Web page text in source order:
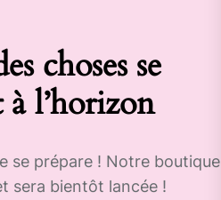
choses se
l’horizon
se prépare ! Notre boutique
sera bientôt lancée !